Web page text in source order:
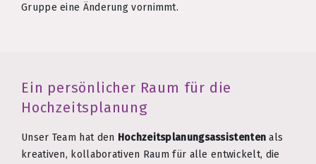
Gruppe eine Änderung vornimmt.
Ein persönlicher Raum für die
Hochzeitsplanung
Unser Team hat den Hochzeitsplanungsassistenten als
kreativen, kollaborativen Raum für alle entwickelt, die